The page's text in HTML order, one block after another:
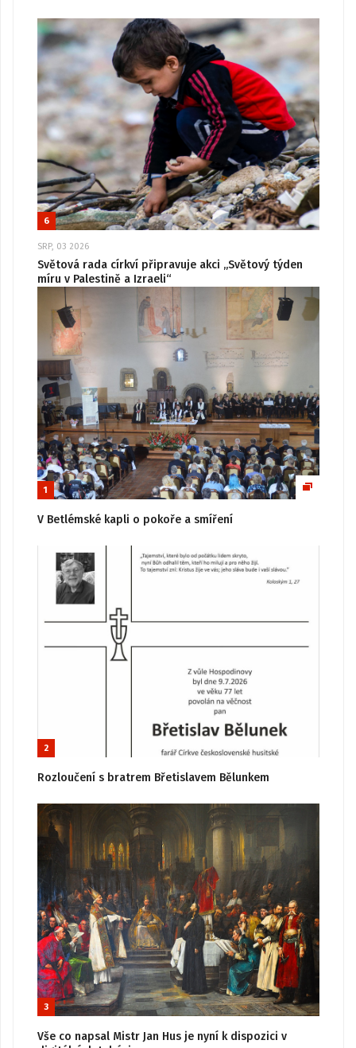
6
SRP, 03 2026
Světová rada církví připravuje akci „Světový týden
míru v Palestině a Izraeli“
1
V Betlémské kapli o pokoře a smíření
2
Rozloučení s bratrem Břetislavem Bělunkem
3
Vše co napsal Mistr Jan Hus je nyní k dispozici v